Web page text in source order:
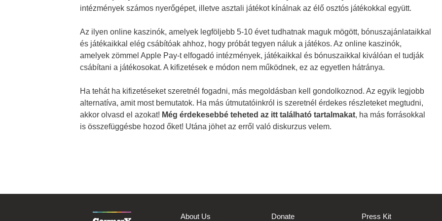
intézmények számos nyerőgépet, illetve asztali játékot kínálnak az élő osztós játékokkal együtt.
Az ilyen online kaszinók, amelyek legföljebb 5-10 évet tudhatnak maguk mögött, bónuszajánlataikkal
és játékaikkal elég csábítóak ahhoz, hogy próbát tegyen náluk a játékos. Az online kaszinók,
amelyek zömmel Apple Pay-t elfogadó intézmények, játékaikkal és bónuszaikkal kiválóan el tudják
csábítani a játékosokat. A kifizetések e módon nem működnek, ez az egyetlen hátránya.
Ha tehát ha kifizetéseket szeretnél fogadni, más megoldásban kell gondolkoznod. Az egyik legjobb
alternatíva, amit most bemutatok. Ha más útmutatóinkról is szeretnél érdekes részleteket megtudni,
akkor olvasd el azokat! Még érdekesebbé teheted az itt található tartalmakat, ha más forrásokkal
is összefüggésbe hozod őket! Utána jöhet az erről való diskurzus velem.
About Us Donate Press Kit